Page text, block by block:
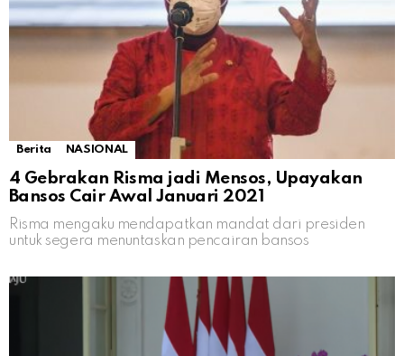
Berita NASIONAL
4 Gebrakan Risma jadi Mensos, Upayakan
Bansos Cair Awal Januari 2021
Risma mengaku mendapatkan mandat dari presiden
untuk segera menuntaskan pencairan bansos